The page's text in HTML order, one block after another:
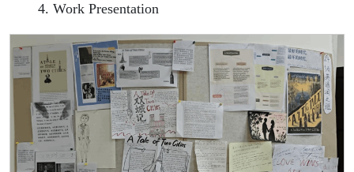
4. Work Presentation